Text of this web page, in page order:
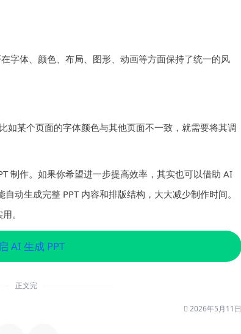
字体、颜色、布局、图形、动画等方面保持了统一的风
如某个页面的字体颜色与其他页面不一致，就需要将其调
制作。如果你希望进一步提高效率，其实也可以借助 AI
动生成完整 PPT 内容和排版结构，大大减少制作时间。
。
AI 生成 PPT
正文完
2026年5月11日